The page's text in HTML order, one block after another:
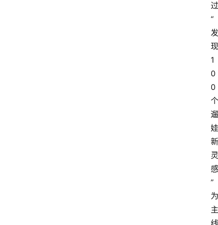
过
“
发
现
1
0
0
个
遛
娃
新
灵
感
”
为
主
线